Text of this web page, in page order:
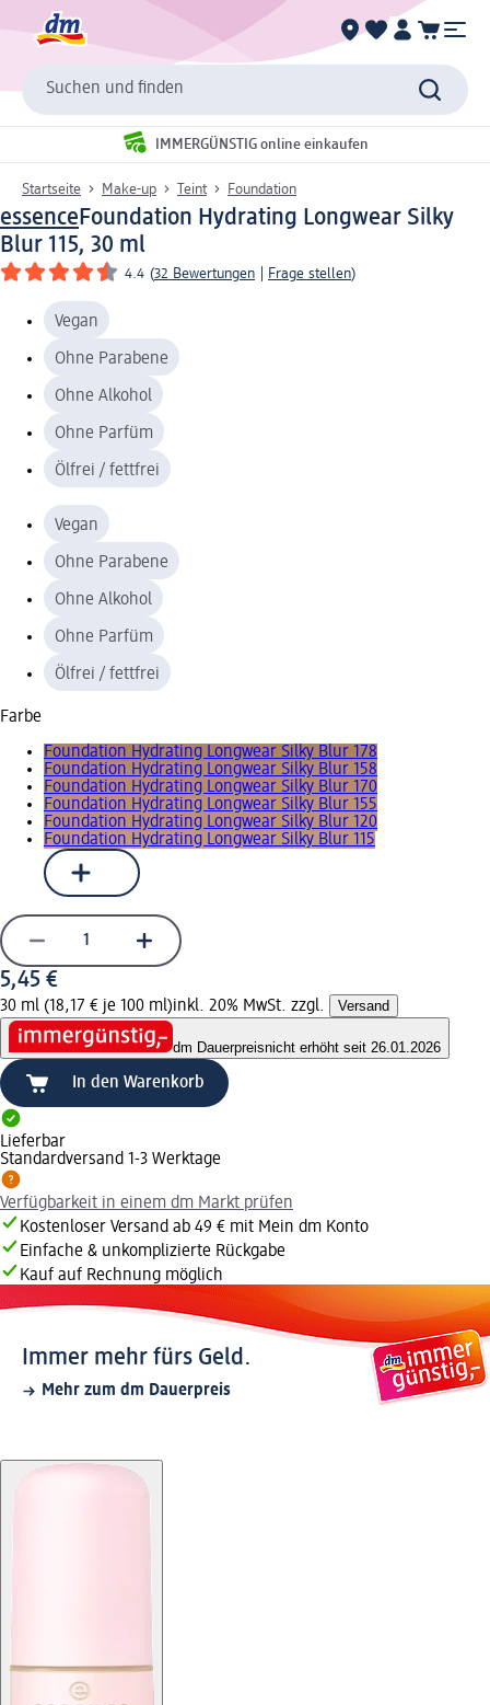
Suchen und finden
IMMERGÜNSTIG online einkaufen
Startseite Make-up Teint Foundation
essenceFoundation Hydrating Longwear Silky
Blur 115, 30 ml
4.4 (32 Bewertungen Frage stellen)
Vegan
Ohne Parabene
Ohne Alkohol
Ohne Parfüm
Ölfrei / fettfrei
Vegan
Ohne Parabene
Ohne Alkohol
Ohne Parfüm
Ölfrei / fettfrei
Farbe
Foundation Hydrating Longwear Silky Blur 178
Foundation Hydrating Longwear Silky Blur 158
Foundation Hydrating Longwear Silky Blur 170
Foundation Hydrating Longwear Silky Blur 155
Foundation Hydrating Longwear Silky Blur 120
Foundation Hydrating Longwear Silky Blur 115
5,45 €
30 ml (18,17 € je 100 ml)inkl. 20% MwSt. zzgl. Versand
dm Dauerpreisnicht erhöht seit 26.01.2026
In den Warenkorb
Lieferbar
Standardversand 1-3 Werktage
Verfügbarkeit in einem dm Markt prüfen
Kostenloser Versand ab 49 € mit Mein dm Konto
Einfache & unkomplizierte Rückgabe
Kauf auf Rechnung möglich
Immer mehr fürs Geld.
Mehr zum dm Dauerpreis